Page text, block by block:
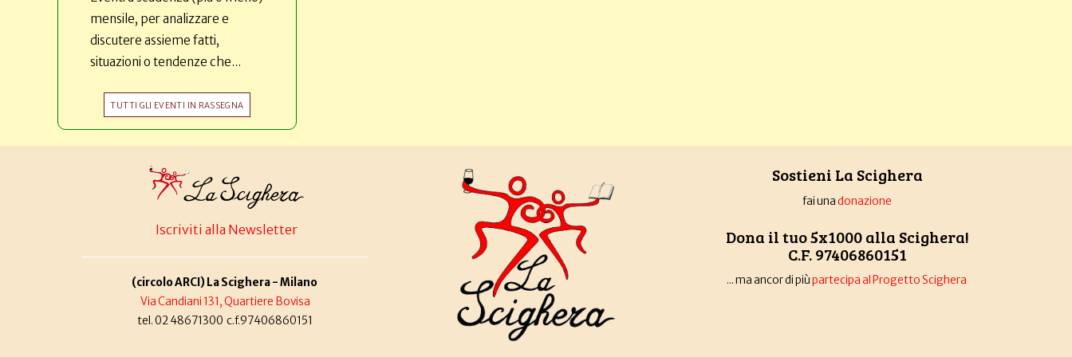
mensile, per analizzare e
discutere assieme fatti,
situazioni o tendenze che...
TUTTI GLI EVENTI IN RASSEGNA
Iscriviti alla Newsletter
(circolo ARCI) La Scighera - Milano
Via Candiani 131, Quartiere Bovisa
tel. 02 48671300 c.f.97406860151
Sostieni La Scighera
fai unadonazione
Dona il tuo 5x1000 alla Scighera!
C.F. 97406860151
... ma ancor di piùpartecipa al Progetto Scighera